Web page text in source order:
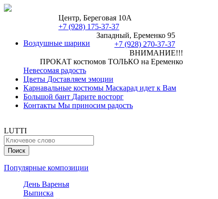
Центр, Береговая 10А
+7 (928) 175-37-37
Западный, Еременко 95
+7 (928) 270-37-37
ВНИМАНИЕ!!!
ПРОКАТ костюмов ТОЛЬКО на Еременко
Воздушные шарики
Невесомая радость
Цветы Доставляем эмоции
Карнавальные костюмы Маскарад идет к Вам
Большой бант Дарите восторг
Контакты Мы приносим радость
LUTTI
Популярные композиции
День Варенья
Выписка